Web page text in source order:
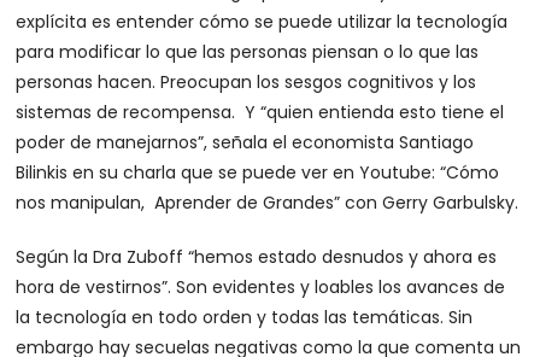
explícita es entender cómo se puede utilizar la tecnología
para modificar lo que las personas piensan o lo que las
personas hacen. Preocupan los sesgos cognitivos y los
sistemas de recompensa. Y “quien entienda esto tiene el
poder de manejarnos”, señala el economista Santiago
Bilinkis en su charla que se puede ver en Youtube: “Cómo
nos manipulan, Aprender de Grandes” con Gerry Garbulsky.
Según la Dra Zuboff “hemos estado desnudos y ahora es
hora de vestirnos”. Son evidentes y loables los avances de
la tecnología en todo orden y todas las temáticas. Sin
embargo hay secuelas negativas como la que comenta un